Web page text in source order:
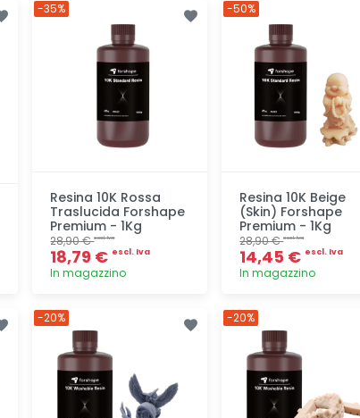
Resina 10K Rossa
Traslucida Forshape
Premium - 1Kg
28,90 €escl. Iva
18,79 € escl. Iva
In magazzino
-35%
Resina 10K Beige
(Skin) Forshape
Premium - 1Kg
28,90 €escl. Iva
14,45 € escl. Iva
In magazzino
-50%
-20% -20%